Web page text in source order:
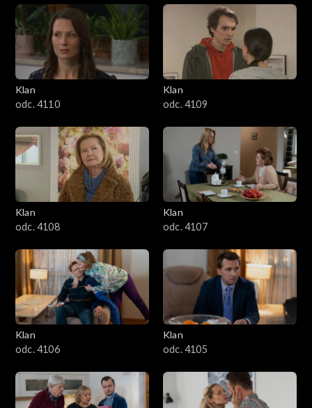
Klan
odc. 4110
Klan
odc. 4109
Klan
odc. 4108
Klan
odc. 4107
Klan
odc. 4106
Klan
odc. 4105